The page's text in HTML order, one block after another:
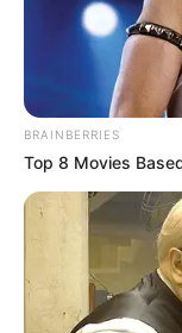
Watch This
Beyonce Song
BUZZ DAY
BRAINBERRIES
Top 8 Movies